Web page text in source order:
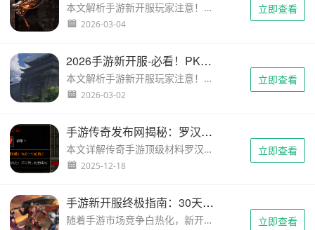
本文解析手游新开服玩家注意！幽冥鬼王每周二、五、日刷新，掌握隐藏任务触发机制，轻松获取稀有资源！...
2026-03-04
立即查看
2026手游新开服-必看！PK红名惩罚机制全解析，装备保护有妙招
本文解析手游新开服玩家注意！本文用故事形式详解红名罪恶值清洗技巧与装备掉落保护策略，助你畅玩不踩坑。...
2026-03-02
立即查看
手游传奇发布网揭秘：罗汉之心三大核心作用与实战技巧
本文详解传奇手游顶级材料罗汉之心的三大核心作用：神兵淬炼、终极技能解封、市场硬通货，附赠获取攻略及跨服玩法技巧。手游传奇发布网权威指南，助你战力飙升！...
2025-12-18
立即查看
手游新开服终极指南：30天完整成长路线图
随着手游市场竞争白热化，新开服阶段已成为玩家建立优势的关键窗口期。本指南将系统解析开服前30天的完整成长路径，通过精准资源分配和策略性玩法规划，帮助玩家在等级追赶、战力提升、装备收集三大核心维度实现突破性成长。无论您是零氪党还是中R玩家，这份经过实战验证的路线图都将成为制霸新服的战略手册。... 立即查看